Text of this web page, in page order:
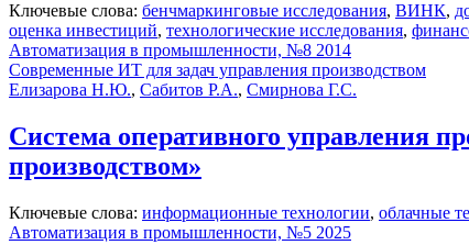
Ключевые слова: бенчмаркинговые исследования, ВИНК,
оценка инвестиций, технологические исследования,
Автоматизация в промышленности, №8 2014
Современные ИТ для задач управления производством
Елизарова Н.Ю., Сабитов Р.А., Смирнова Г.С.
Система оперативного управления
производством»
Ключевые слова: информационные технологии, облачные
Автоматизация в промышленности, №5 2025